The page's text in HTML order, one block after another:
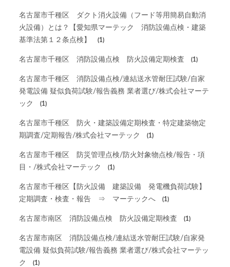
名古屋市千種区 ダクト消火設備（フード等用簡易自動消
火設備）とは？【愛知県マーテック 消防設備点検・建築
基準法第１２条点検】
(1)
名古屋市千種区 消防設備点検 防火設備定期検査 (1)
名古屋市千種区 消防設備点検/連結送水管耐圧試験/自家
発電設備 疑似負荷試験/報告義務 業者選び/株式会社マーテ
ック
(1)
名古屋市千種区 防火・建築設備定期検査・特定建築物定
期調査/定期報告/株式会社マーテック
(1)
名古屋市千種区 防災管理点検/防火対象物点検/報告・項
目・/株式会社マーテック
(1)
名古屋市千種区【防火設備 建築設備 発電機負荷試験】
定期調査・検査・報告 ⇒ マーテックへ
(1)
名古屋市南区 消防設備点検 防火設備定期検査 (1)
名古屋市南区 消防設備点検/連結送水管耐圧試験/自家発
電設備 疑似負荷試験/報告義務 業者選び/株式会社マーテッ
ク
(1)